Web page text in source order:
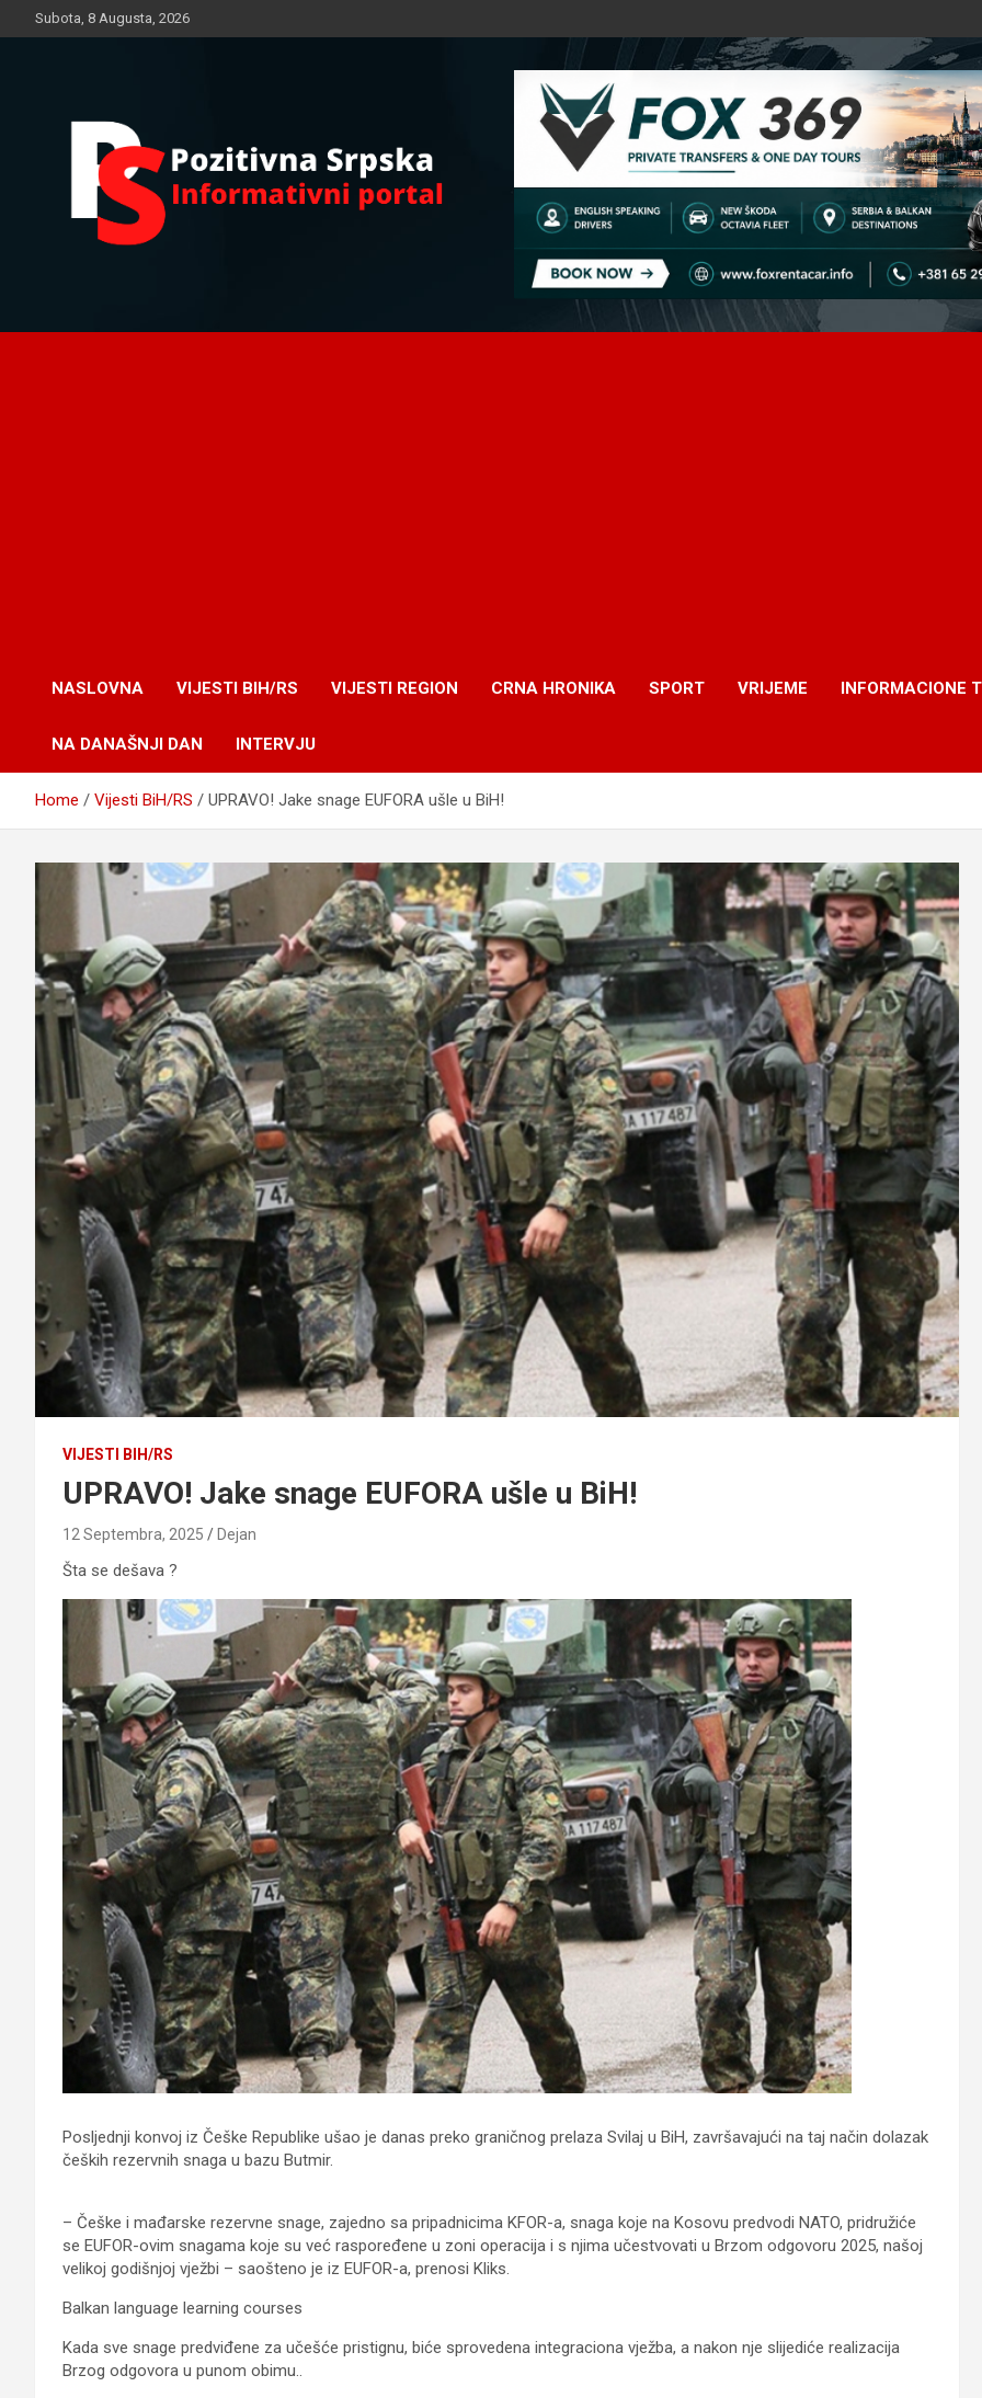
to
Subota, 8 Augusta, 2026
NASLOVNA VIJESTI BIH/RS VIJESTI REGION CRNA HRONIKA SPORT VRIJEME INFORMACIONE
NA DANAŠNJI DAN INTERVJU
Home Vijesti BiH/RS UPRAVO! Jake snage EUFORA ušle u BiH!
VIJESTI BIH/RS
UPRAVO! Jake snage EUFORA ušle u BiH!
12 Septembra, 2025 Dejan
Šta se dešava ?
Posljednji konvoj iz Češke Republike ušao je danas preko graničnog prelaza Svilaj u BiH, završavajući na taj način dolazak
čeških rezervnih snaga u bazu Butmir.
– Češke i mađarske rezervne snage, zajedno sa pripadnicima KFOR-a, snaga koje na Kosovu predvodi NATO, pridružiće
se EUFOR-ovim snagama koje su već raspoređene u zoni operacija i s njima učestvovati u Brzom odgovoru 2025, našoj
velikoj godišnjoj vježbi – saošteno je iz EUFOR-a, prenosi Kliks.
Balkan language learning courses
Kada sve snage predviđene za učešće pristignu, biće sprovedena integraciona vježba, a nakon nje slijediće realizacija
Brzog odgovora u punom obimu..